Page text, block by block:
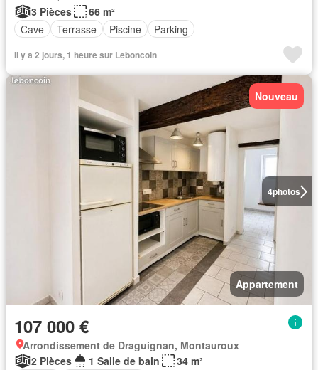
3 Pièces
66 m²
Cave
Terrasse Piscine Parking
Il y a 2 jours, 1 heure sur Leboncoin
4photos
Nouveau
Appartement
107 000 €
Arrondissement de Draguignan, Montauroux
2 Pièces
1 Salle de bain
34 m²